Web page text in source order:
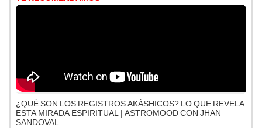
¿QUÉ SON LOS REGISTROS AKÁSHICOS? LO QUE REVELA
ESTA MIRADA ESPIRITUAL | ASTROMOOD CON JHAN
SANDOVAL